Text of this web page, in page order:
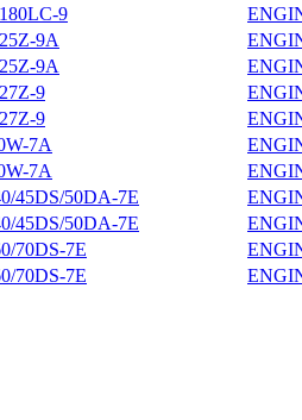
9
9A
9A
9
9
7A
7A
45DS/50DA-7E
45DS/50DA-7E
70DS-7E
70DS-7E